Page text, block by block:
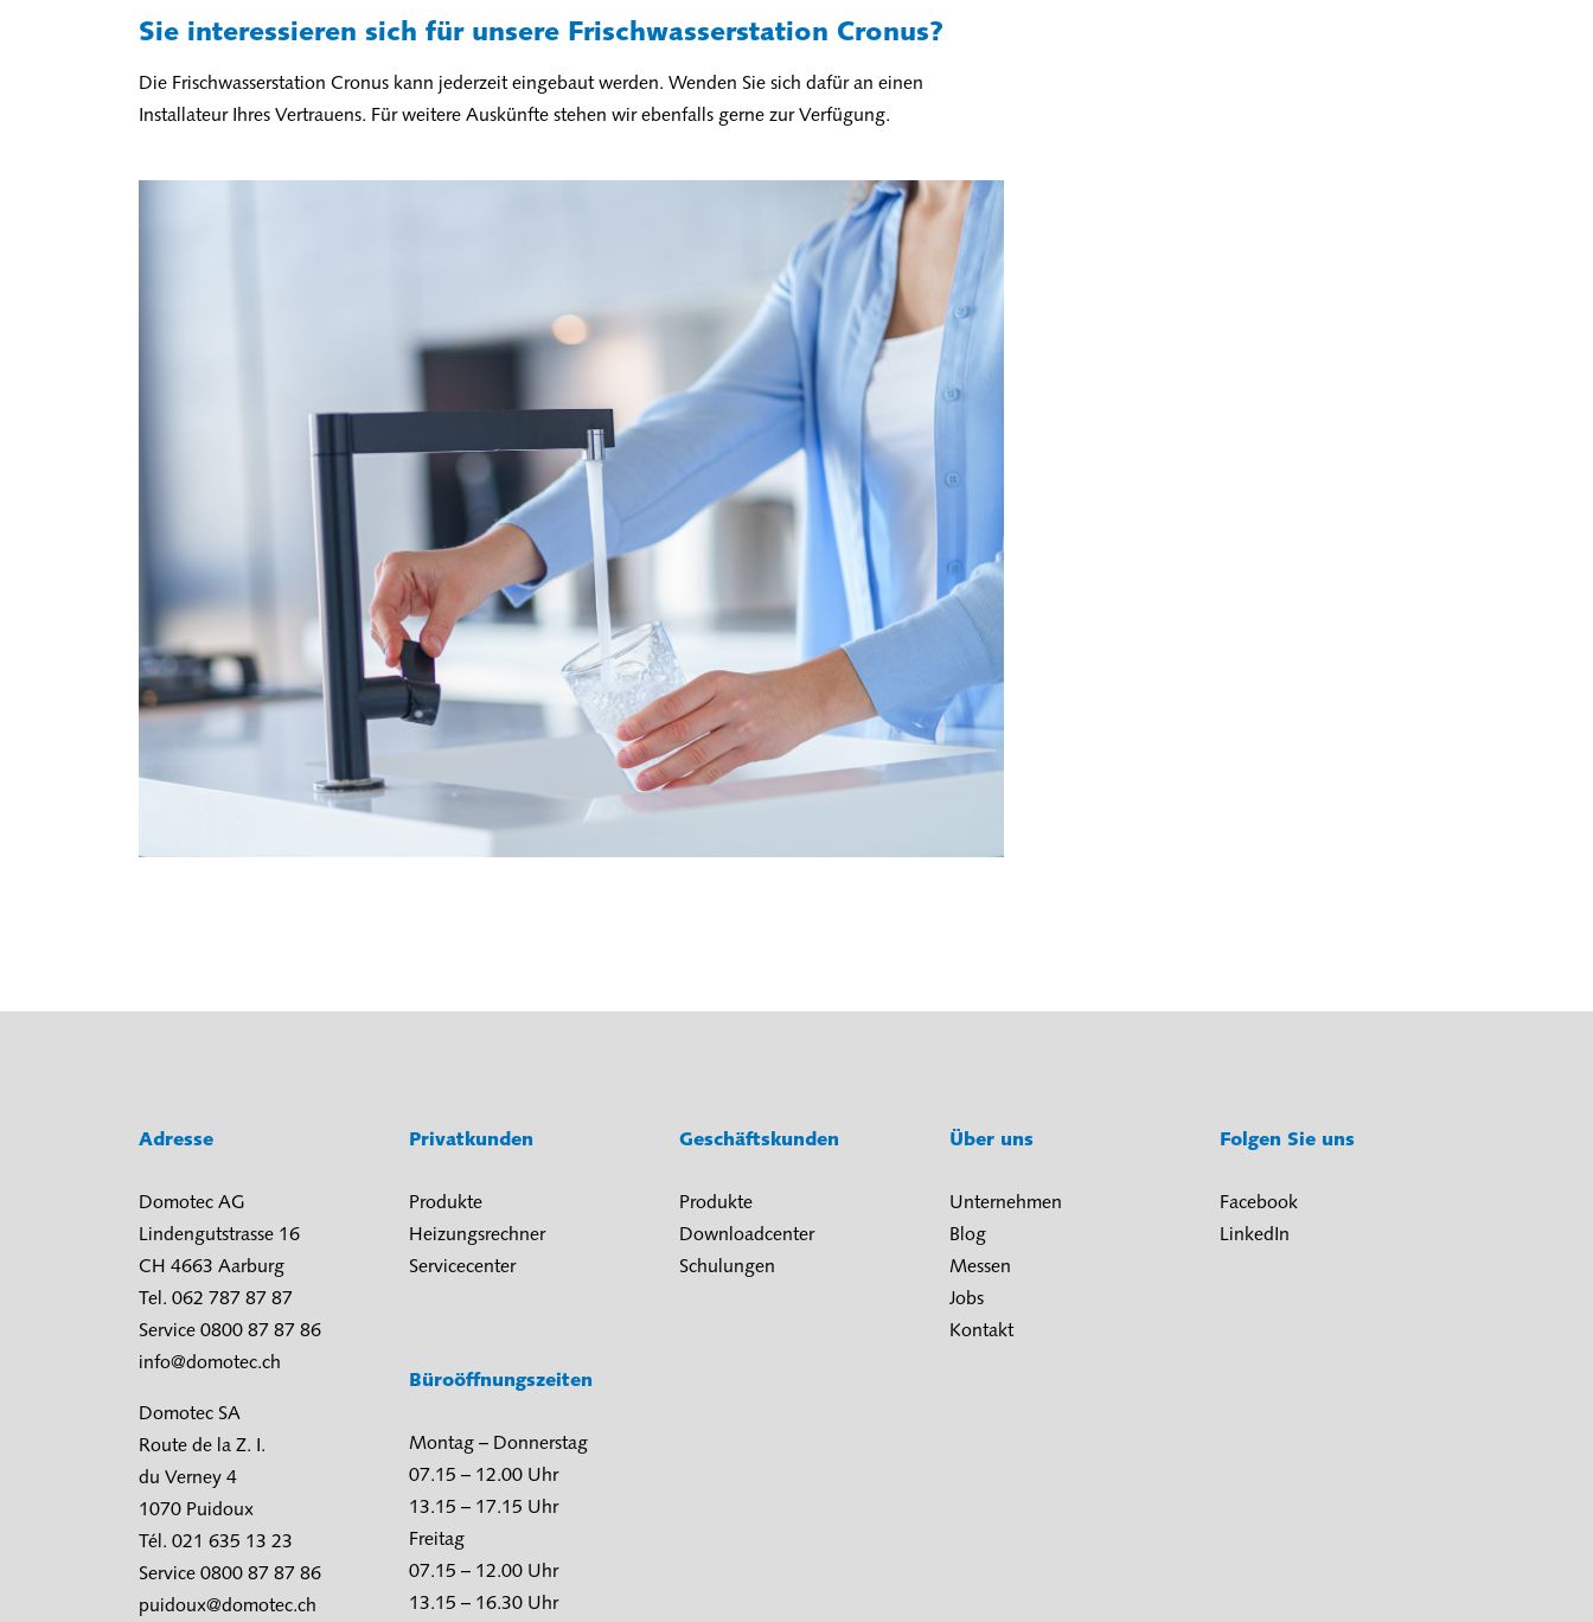
Sie interessieren sich für unsere Frischwasserstation Cronus?
Die Frischwasserstation Cronus kann jederzeit eingebaut werden. Wenden Sie sich dafür an einen
Installateur Ihres Vertrauens. Für weitere Auskünfte stehen wir ebenfalls gerne zur Verfügung.
Adresse
Domotec AG
Lindengutstrasse 16
CH 4663 Aarburg
Tel. 062 787 87 87
Service 0800 87 87 86
info@domotec.ch
Domotec SA
Route de la Z. I.
du Verney 4
1070 Puidoux
Tél. 021 635 13 23
Service 0800 87 87 86
puidoux@domotec.ch
Privatkunden
Produkte
Heizungsrechner
Servicecenter
Büroöffnungszeiten
Montag – Donnerstag
07.15 – 12.00 Uhr
13.15 – 17.15 Uhr
Freitag
07.15 – 12.00 Uhr
13.15 – 16.30 Uhr
Geschäftskunden
Produkte
Downloadcenter
Schulungen
Über uns
Unternehmen
Blog
Messen
Jobs
Kontakt
Folgen Sie uns
Facebook
LinkedIn